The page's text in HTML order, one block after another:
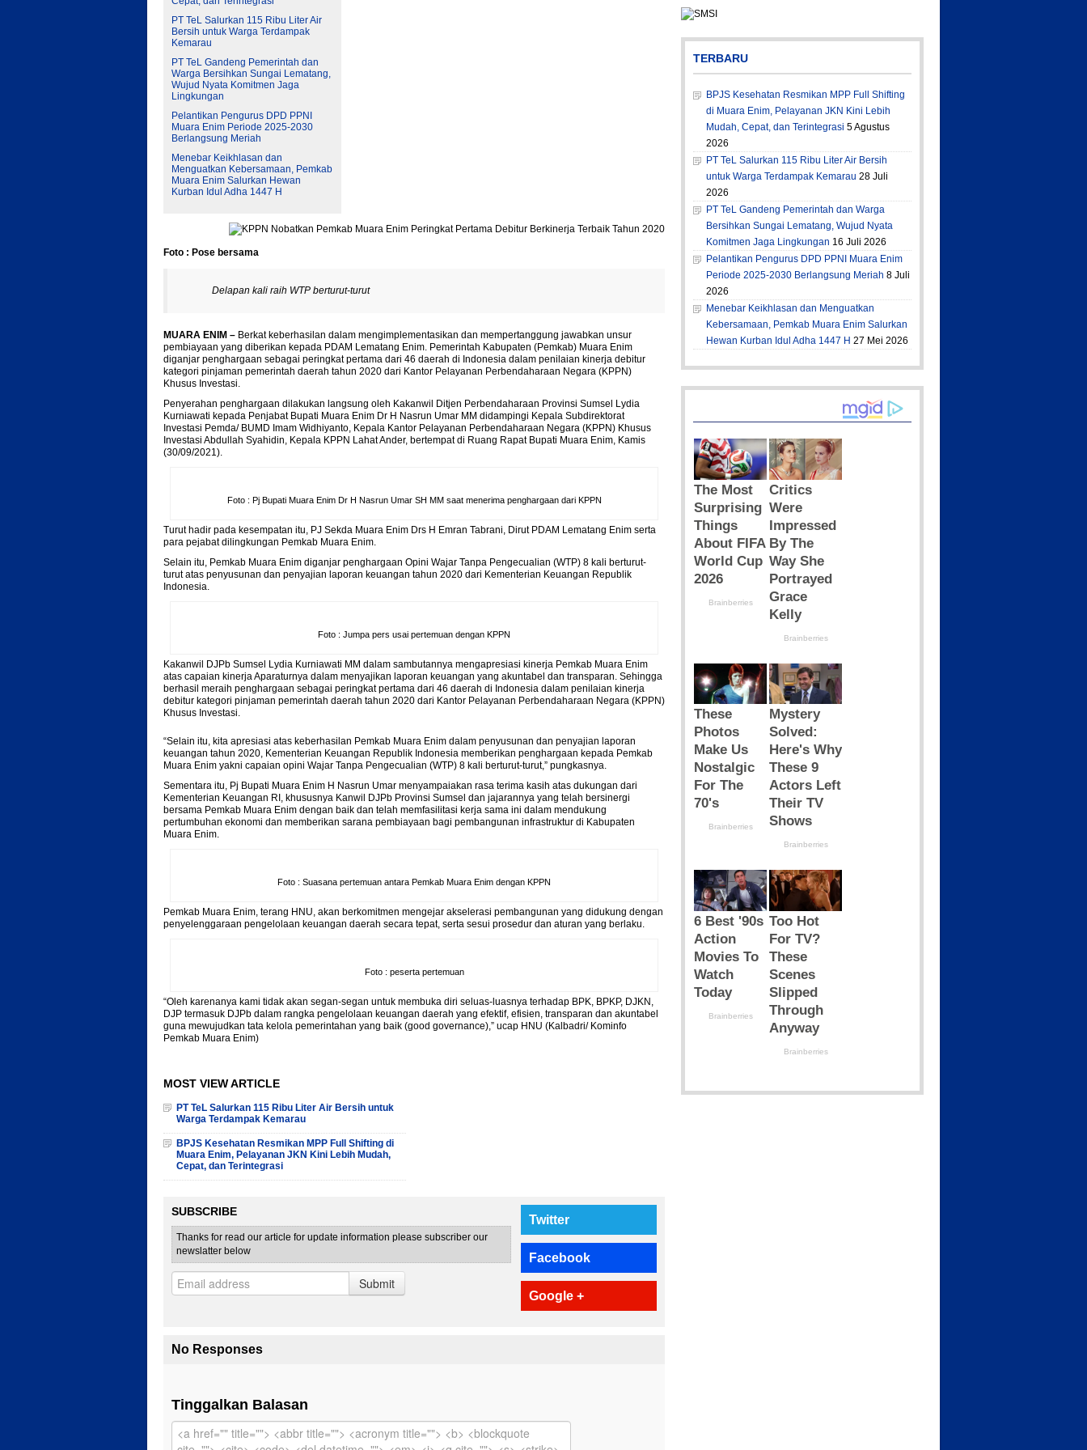
PT TeL Salurkan 115 Ribu Liter Air
Bersih untuk Warga Terdampak
Kemarau
PT TeL Gandeng Pemerintah dan
Warga Bersihkan Sungai Lematang,
Wujud Nyata Komitmen Jaga
Lingkungan
Pelantikan Pengurus DPD PPNI
Muara Enim Periode 2025-2030
Berlangsung Meriah
Menebar Keikhlasan dan
Menguatkan Kebersamaan, Pemkab
Muara Enim Salurkan Hewan
Kurban Idul Adha 1447 H
Foto : Pose bersama
Delapan kali raih WTP berturut-turut
MUARA ENIM – Berkat keberhasilan dalam mengimplementasikan dan mempertanggung jawabkan unsur
pembiayaan yang diberikan kepada PDAM Lematang Enim. Pemerintah Kabupaten (Pemkab) Muara Enim
diganjar penghargaan sebagai peringkat pertama dari 46 daerah di Indonesia dalam penilaian kinerja debitur
kategori pinjaman pemerintah daerah tahun 2020 dari Kantor Pelayanan Perbendaharaan Negara (KPPN)
Khusus Investasi.
Penyerahan penghargaan dilakukan langsung oleh Kakanwil Ditjen Perbendaharaan Provinsi Sumsel Lydia
Kurniawati kepada Penjabat Bupati Muara Enim Dr H Nasrun Umar MM didampingi Kepala Subdirektorat
Investasi Pemda/ BUMD Imam Widhiyanto, Kepala Kantor Pelayanan Perbendaharaan Negara (KPPN) Khusus
Investasi Abdullah Syahidin, Kepala KPPN Lahat Ander, bertempat di Ruang Rapat Bupati Muara Enim, Kamis
(30/09/2021).
Foto : Pj Bupati Muara Enim Dr H Nasrun Umar SH MM saat menerima penghargaan dari KPPN
Turut hadir pada kesempatan itu, PJ Sekda Muara Enim Drs H Emran Tabrani, Dirut PDAM Lematang Enim serta
para pejabat dilingkungan Pemkab Muara Enim.
Selain itu, Pemkab Muara Enim diganjar penghargaan Opini Wajar Tanpa Pengecualian (WTP) 8 kali berturut-
turut atas penyusunan dan penyajian laporan keuangan tahun 2020 dari Kementerian Keuangan Republik
Indonesia.
Foto : Jumpa pers usai pertemuan dengan KPPN
Kakanwil DJPb Sumsel Lydia Kurniawati MM dalam sambutannya mengapresiasi kinerja Pemkab Muara Enim
atas capaian kinerja Aparaturnya dalam menyajikan laporan keuangan yang akuntabel dan transparan. Sehingga
berhasil meraih penghargaan sebagai peringkat pertama dari 46 daerah di Indonesia dalam penilaian kinerja
debitur kategori pinjaman pemerintah daerah tahun 2020 dari Kantor Pelayanan Perbendaharaan Negara (KPPN)
Khusus Investasi.
“Selain itu, kita apresiasi atas keberhasilan Pemkab Muara Enim dalam penyusunan dan penyajian laporan
keuangan tahun 2020, Kementerian Keuangan Republik Indonesia memberikan penghargaan kepada Pemkab
Muara Enim yakni capaian opini Wajar Tanpa Pengecualian (WTP) 8 kali berturut-turut,” pungkasnya.
Sementara itu, Pj Bupati Muara Enim H Nasrun Umar menyampaiakan rasa terima kasih atas dukungan dari
Kementerian Keuangan RI, khususnya Kanwil DJPb Provinsi Sumsel dan jajarannya yang telah bersinergi
bersama Pemkab Muara Enim dengan baik dan telah memfasilitasi kerja sama ini dalam mendukung
pertumbuhan ekonomi dan memberikan sarana pembiayaan bagi pembangunan infrastruktur di Kabupaten
Muara Enim.
Foto : Suasana pertemuan antara Pemkab Muara Enim dengan KPPN
Pemkab Muara Enim, terang HNU, akan berkomitmen mengejar akselerasi pembangunan yang didukung dengan
penyelenggaraan pengelolaan keuangan daerah secara tepat, serta sesui prosedur dan aturan yang berlaku.
Foto : peserta pertemuan
“Oleh karenanya kami tidak akan segan-segan untuk membuka diri seluas-luasnya terhadap BPK, BPKP, DJKN,
DJP termasuk DJPb dalam rangka pengelolaan keuangan daerah yang efektif, efisien, transparan dan akuntabel
guna mewujudkan tata kelola pemerintahan yang baik (good governance),” ucap HNU (Kalbadri/ Kominfo
Pemkab Muara Enim)
MOST VIEW ARTICLE
PT TeL Salurkan 115 Ribu Liter Air Bersih untuk
Warga Terdampak Kemarau
BPJS Kesehatan Resmikan MPP Full Shifting di
Muara Enim, Pelayanan JKN Kini Lebih Mudah,
Cepat, dan Terintegrasi
SUBSCRIBE
Thanks for read our article for update information please subscriber our
newslatter below
Submit
Twitter
Facebook
Google +
No Responses
Tinggalkan Balasan
TERBARU
BPJS Kesehatan Resmikan MPP Full Shifting
di Muara Enim, Pelayanan JKN Kini Lebih
Mudah, Cepat, dan Terintegrasi 5 Agustus
2026
PT TeL Salurkan 115 Ribu Liter Air Bersih
untuk Warga Terdampak Kemarau 28 Juli
2026
PT TeL Gandeng Pemerintah dan Warga
Bersihkan Sungai Lematang, Wujud Nyata
Komitmen Jaga Lingkungan 16 Juli 2026
Pelantikan Pengurus DPD PPNI Muara Enim
Periode 2025-2030 Berlangsung Meriah 8 Juli
2026
Menebar Keikhlasan dan Menguatkan
Kebersamaan, Pemkab Muara Enim Salurkan
Hewan Kurban Idul Adha 1447 H 27 Mei 2026